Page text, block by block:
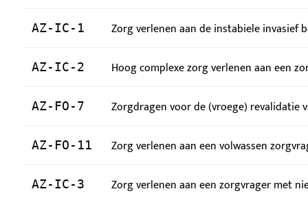
AZ-IC-1 Zorg verlenen aan de instabiele invasief
AZ-IC-2 Hoog complexe zorg verlenen aan een
AZ-FO-7 Zorgdragen voor de (vroege) revalidatie
AZ-FO-11 Zorg verlenen aan een volwassen
AZ-IC-3 Zorg verlenen aan een zorgvrager met